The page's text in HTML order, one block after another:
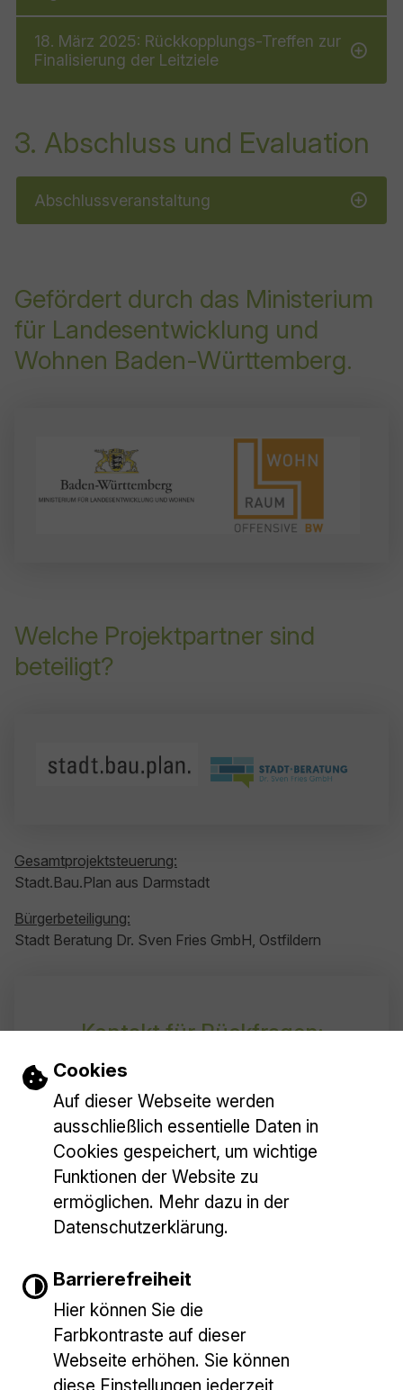
Einstellungen zu Cookies und
Cookies
Auf dieser Webseite werden
ausschließlich essentielle Daten in
Cookies gespeichert, um wichtige
Funktionen der Website zu
ermöglichen. Mehr dazu in der
Datenschutzerklärung.
Barrierefreiheit
Hier können Sie die
Farbkontraste auf dieser
Webseite erhöhen. Sie können
18. März 2025: Rückkopplungs-Treffen zur
Finalisierung der Leitziele
3. Abschluss und Evaluation
Abschlussveranstaltung
Gefördert durch das Ministerium
für Landesentwicklung und
Wohnen Baden-Württemberg.
Welche Projektpartner sind
beteiligt?
Gesamtprojektsteuerung:
Stadt.Bau.Plan aus Darmstadt
Bürgerbeteiligung:
Stadt Beratung Dr. Sven Fries GmbH, Ostfildern
Kontakt für Rückfragen:
Gemeinde Baltmannsweiler
Bürgermeister Simon Schmid
Friederike Müller, Leitung Hauptamt
Gemeinde Baltmannsweiler
E-Mail schreiben
Bankverbindungen
Marktplatz 1
73666 Baltmannsweiler
Tel.: 07153/9427-0